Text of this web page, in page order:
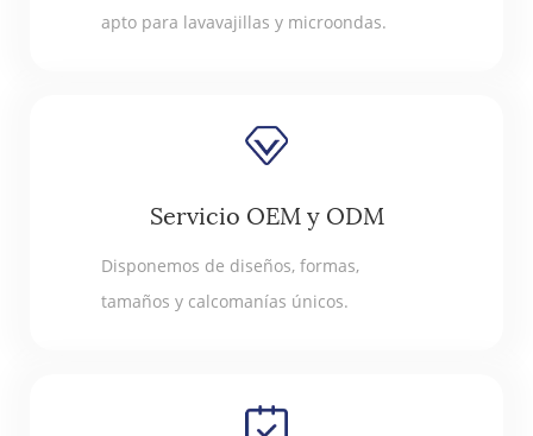
apto para lavavajillas y microondas.
Servicio OEM y ODM
Disponemos de diseños, formas,
tamaños y calcomanías únicos.